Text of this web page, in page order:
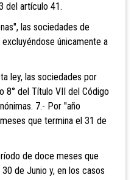
del artículo 41.
las sociedades de
únicamente a
ley, las sociedades por
8° del Título VII del Código
7.- Por "año
que termina el 31 de
de doce meses que
de Junio y, en los casos